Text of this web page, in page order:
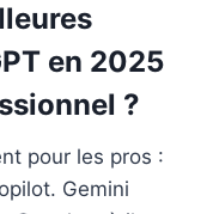
en 2025
?
pour les pros :
Gemini